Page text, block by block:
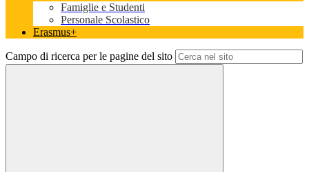
Famiglie e Studenti
Personale Scolastico
Erasmus+
Campo di ricerca per le pagine del sito